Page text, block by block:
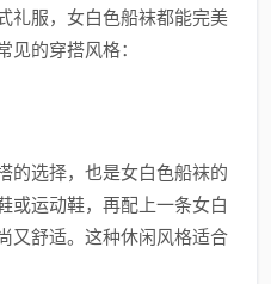
礼服，女白色船袜都能完美
见的穿搭风格：
的选择，也是女白色船袜的
或运动鞋，再配上一条女白
又舒适。这种休闲风格适合